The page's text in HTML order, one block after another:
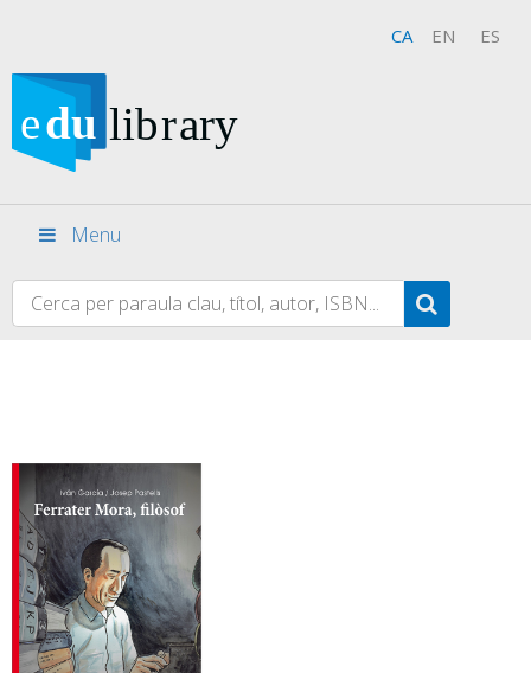
CA EN ES
Menu